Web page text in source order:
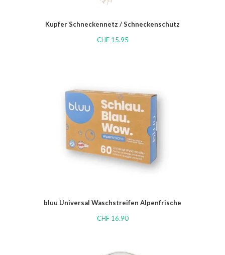
Kupfer Schneckennetz / Schneckenschutz
CHF15.95
bluu Universal Waschstreifen Alpenfrische
CHF16.90